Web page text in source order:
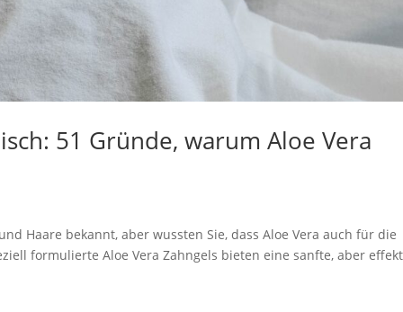
51 Gründe, warum Aloe Vera
Haare bekannt, aber wussten Sie, dass Aloe Vera auch für die
formulierte Aloe Vera Zahngels bieten eine sanfte, aber